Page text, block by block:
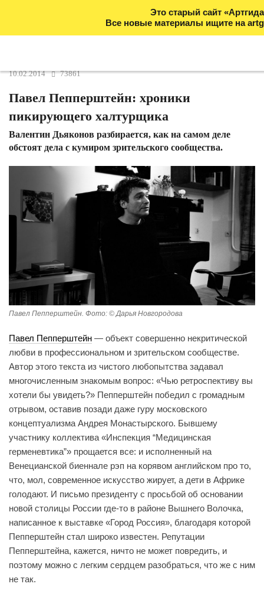
Это старый сайт
Все новые материалы ищите на
10.02.2014 73861
Павел Пепперштейн: хроники
пикирующего халтурщика
Валентин Дьяконов разбирается, как на самом деле
обстоят дела с кумиром зрительского сообщества.
Павел Пепперштейн. Фото: © Дарья Новгородова
Павел Пепперштейн — объект совершенно некритической
любви в профессиональном и зрительском сообществе.
Автор этого текста из чистого любопытства задавал
многочисленным знакомым вопрос: «Чью ретроспективу вы
хотели бы увидеть?» Пепперштейн победил с громадным
отрывом, оставив позади даже гуру московского
концептуализма Андрея Монастырского. Бывшему
участнику коллектива «Инспекция “Медицинская
герменевтика”» прощается все: и исполненный на
Венецианской биеннале рэп на корявом английском про то,
что, мол, современное искусство жирует, а дети в Африке
голодают. И письмо президенту с просьбой об основании
новой столицы России где-то в районе Вышнего Волочка,
написанное к выставке «Город Россия», благодаря которой
Пепперштейн стал широко известен. Репутации
Пепперштейна, кажется, ничто не может повредить, и
поэтому можно с легким сердцем разобраться, что же с ним
не так.